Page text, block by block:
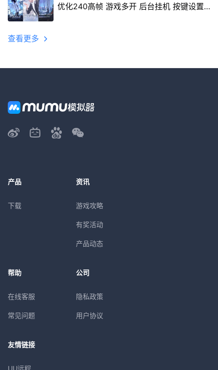
优化240高帧 游戏多开 后台挂机 按键设置
查看更多
产品
下载
资讯
游戏攻略
有奖活动
产品动态
帮助
在线客服
常见问题
公司
隐私政策
用户协议
友情链接
UU远程